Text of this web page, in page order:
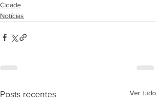
Cidade
Notícias
Posts recentes Ver tudo